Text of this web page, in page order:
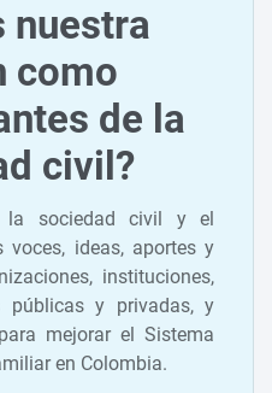
nuestra
como
de la
civil?
la sociedad civil y el
voces, ideas, aportes y
instituciones,
públicas y privadas, y
mejorar el Sistema
en Colombia.